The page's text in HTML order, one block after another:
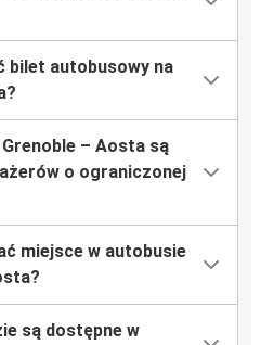
bilet autobusowy na
– Aosta są
o ograniczonej
miejsce w autobusie
są dostępne w